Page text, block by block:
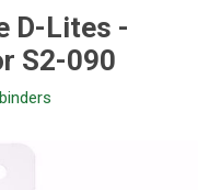
D-Lites -
S2-090